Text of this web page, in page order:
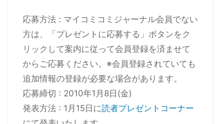
応募方法 : マイコミコミジャーナル会員でない
方は、「プレゼントに応募する」ボタンをク
リックして案内に従って会員登録を済ませて
からご応募ください。※会員登録されていても
追加情報の登録が必要な場合があります。
応募締切 : 2010年1月8日(金)
発表方法 : 1月15日に読者プレゼントコーナー